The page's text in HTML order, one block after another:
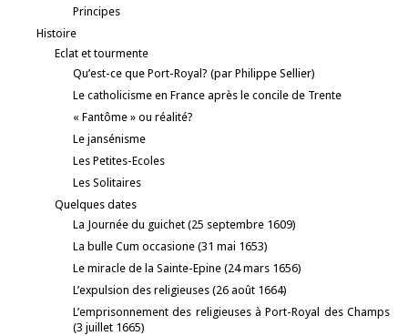
Principes
Histoire
Eclat et tourmente
Qu’est-ce que Port-Royal? (par Philippe Sellier)
Le catholicisme en France après le concile de Trente
« Fantôme » ou réalité?
Le jansénisme
Les Petites-Ecoles
Les Solitaires
Quelques dates
La Journée du guichet (25 septembre 1609)
La bulle Cum occasione (31 mai 1653)
Le miracle de la Sainte-Epine (24 mars 1656)
L’expulsion des religieuses (26 août 1664)
L’emprisonnement des religieuses à Port-Royal des Champs
(3 juillet 1665)